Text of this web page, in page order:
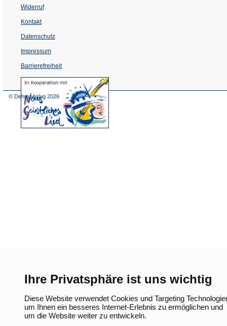
Ihre Privatsphäre ist uns wichtig
Diese Website verwendet Cookies und Targeting
um Ihnen ein besseres Internet-Erlebnis zu ermöglichen und
um die Website weiter zu entwickeln.
Widerruf
Kontakt
Datenschutz
Impressum
Barrierefreiheit
(Öffnet
in
© Dehm Verlag 2026